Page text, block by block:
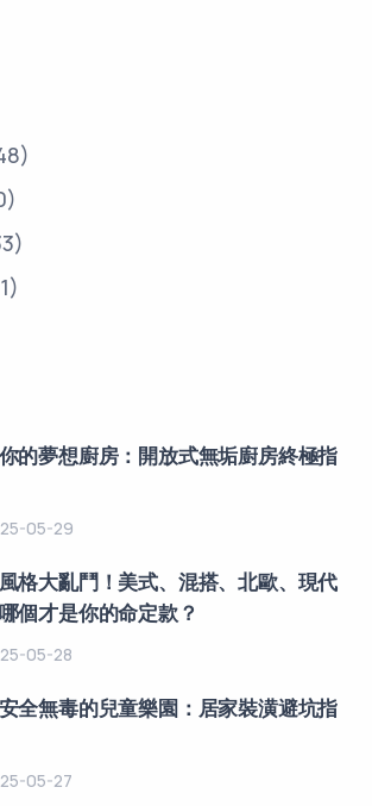
的夢想廚房：開放式無垢廚房終極指
05-29
格大亂鬥！美式、混搭、北歐、現代
個才是你的命定款？
05-28
全無毒的兒童樂園：居家裝潢避坑指
05-27